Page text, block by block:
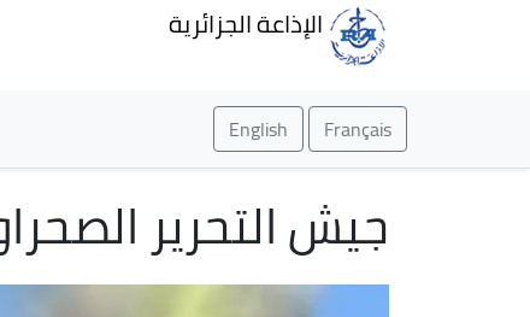
الإذاعة الجزائرية
Français
English
جيش التحرير